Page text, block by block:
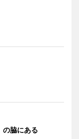
の脇にある